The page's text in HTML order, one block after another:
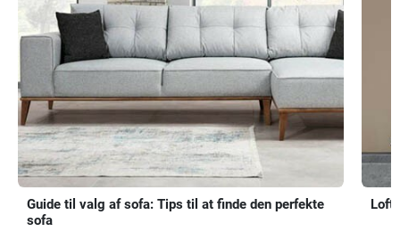
Guide til valg af sofa: Tips til at finde den perfekte
sofa